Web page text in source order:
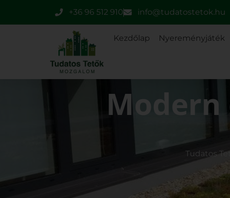
+36 96 512 910 info@tudatostetok.hu
Kezdőlap Nyereményjáték
Tudatos